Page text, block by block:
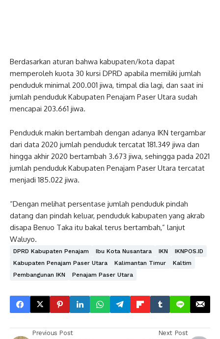
Berdasarkan aturan bahwa kabupaten/kota dapat
memperoleh kuota 30 kursi DPRD apabila memiliki jumlah
penduduk minimal 200.001 jiwa, timpal dia lagi, dan saat ini
jumlah penduduk Kabupaten Penajam Paser Utara sudah
mencapai 203.661 jiwa.
Penduduk makin bertambah dengan adanya IKN tergambar
dari data 2020 jumlah penduduk tercatat 181.349 jiwa dan
hingga akhir 2020 bertambah 3.673 jiwa, sehingga pada 2021
jumlah penduduk Kabupaten Penajam Paser Utara tercatat
menjadi 185.022 jiwa.
“Dengan melihat persentase jumlah penduduk pindah
datang dan pindah keluar, penduduk kabupaten yang akrab
disapa Benuo Taka itu bakal terus bertambah,” lanjut
Waluyo.
DPRD Kabupaten Penajam Ibu Kota Nusantara IKN
IKNPOS.ID
Kabupaten Penajam Paser Utara
Kalimantan Timur
Kaltim
Pembangunan IKN
Penajam Paser Utara
Previous Post Next Post